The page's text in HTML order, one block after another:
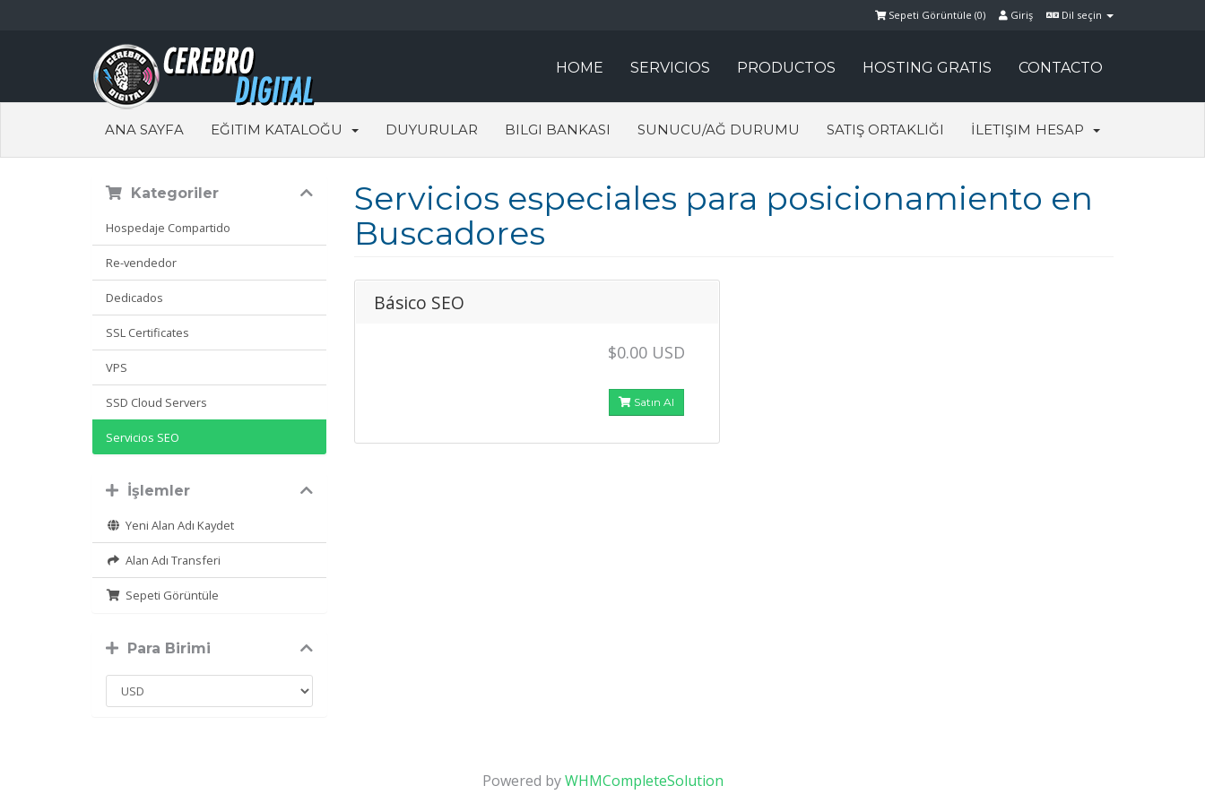
Dil seçin
Giriş
Sepeti Görüntüle (0)
HOME SERVICIOS PRODUCTOS HOSTING GRATIS CONTACTO
ANA SAYFA EĞITIM KATALOĞU DUYURULAR BILGI BANKASI SUNUCU/AĞ DURUMU SATIŞ ORTAKLIĞI İLETIŞIM HESAP
Servicios especiales para posicionamiento en
Buscadores
Kategoriler
Hospedaje Compartido
Re-vendedor
Dedicados
SSL Certificates
VPS
SSD Cloud Servers
Servicios SEO
İşlemler
Yeni Alan Adı Kaydet
Alan Adı Transferi
Sepeti Görüntüle
Para Birimi
Básico SEO
$0.00 USD
Satın Al
Powered byWHMCompleteSolution